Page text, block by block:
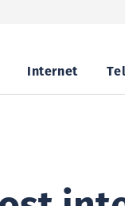
Internet